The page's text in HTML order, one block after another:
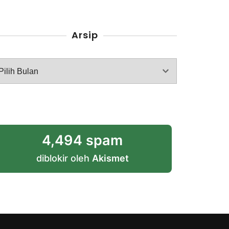
Arsip
4,494 spam
diblokir oleh Akismet